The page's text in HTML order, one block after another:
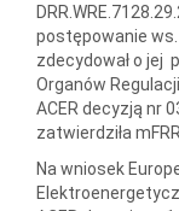
postępowanie
zdecydował o jej
Organów
ACER decyzją nr
zatwierdziła
Na wniosek